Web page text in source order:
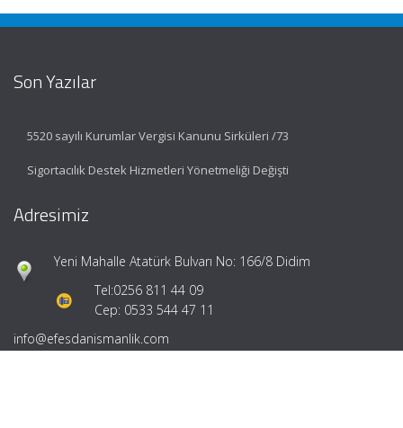
Son Yazılar
5520 sayılı Kurumlar Vergisi Kanunu Sirküleri /73
Sigortacılık Destek Hizmetleri Yönetmeliği Değişti
Adresimiz
Yeni Mahalle Atatürk Bulvarı No: 166/8 Didim
Tel:0256 811 44 09
Cep: 0533 544 47 11
info@efesdanismanlik.com